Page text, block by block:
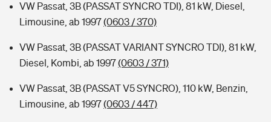
VW Passat, 3B (PASSAT SYNCRO TDI), 81 kW, Diesel,
Limousine, ab 1997(0603 / 370)
VW Passat, 3B (PASSAT VARIANT SYNCRO TDI), 81 kW,
Diesel, Kombi, ab 1997(0603 / 371)
VW Passat, 3B (PASSAT V5 SYNCRO), 110 kW, Benzin,
Limousine, ab 1997(0603 / 447)